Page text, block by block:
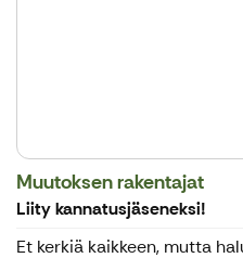
Muutoksen rakentajat
Liity kannatusjäseneksi!
Et kerkiä kaikkeen, mutta